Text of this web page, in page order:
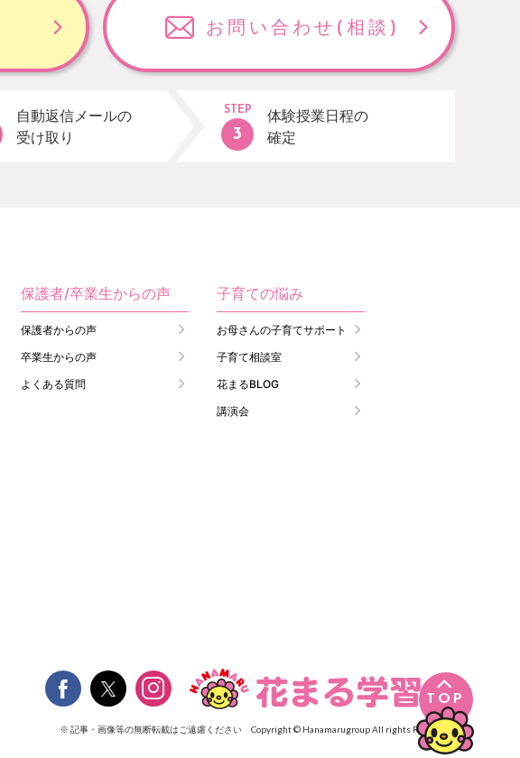
お問い合わせ (相談)
自動返信メールの
受け取り
STEP
体験授業日程の
確定
TOP
保護者/卒業生からの声
保護者からの声
卒業生からの声
よくある質問
子育ての悩み
お母さんの子育てサポート
子育て相談室
花まるBLOG
講演会
 
※ 記事・画像等の無断転載はご遠慮ください Copyright © Hanamarugroup All rights Reserved.